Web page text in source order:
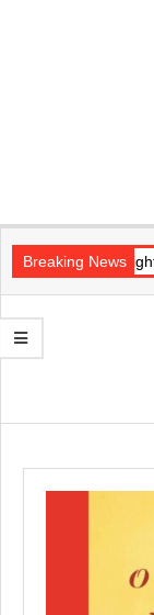
Navigation
Menu
Breaking News
«Ray of Light»